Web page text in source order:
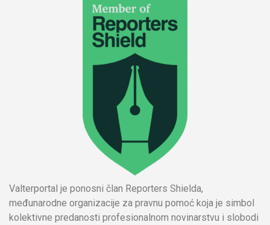
Valterportal je ponosni član Reporters Shielda,
međunarodne organizacije za pravnu pomoć koja je simbol
kolektivne predanosti profesionalnom novinarstvu i slobodi